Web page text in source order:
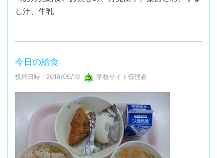
し汁、牛乳
今日の給食
投稿日時 : 2018/09/19 学校サイト管理者